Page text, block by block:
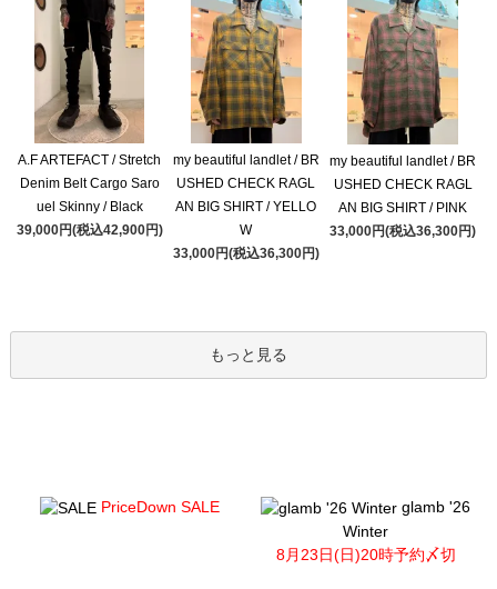
A.F ARTEFACT / Stretch
Denim Belt Cargo Saro
uel Skinny / Black
39,000円(税込42,900円)
my beautiful landlet / BR
USHED CHECK RAGL
AN BIG SHIRT / YELLO
W
33,000円(税込36,300円)
my beautiful landlet / BR
USHED CHECK RAGL
AN BIG SHIRT / PINK
33,000円(税込36,300円)
もっと見る
PriceDown SALE
glamb '26
Winter
8月23日(日)20時予約〆切